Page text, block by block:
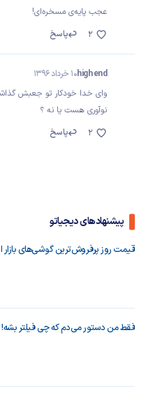
عجب پایه‌ی مسخره‌ای!
پاسخ
2
high end10 خرداد 1396
وای خدا خودکار تو جعبش
نوآوری هست یا نه ؟
پاسخ
2
پیشنهادهای دیجیاتو
قیمت روز پرفروش‌ترین گوشی‌های بازار ایران [17
فقط من دستور می‌دم که چی فیلتر